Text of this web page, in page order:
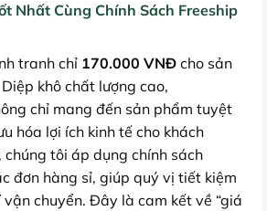
Nhất Cùng Chính Sách Freeship
tranh chỉ 170.000 VNĐ cho sản
khô chất lượng cao,
chỉ mang đến sản phẩm tuyệt
hóa lợi ích kinh tế cho khách
tôi áp dụng chính sách
đơn hàng sỉ, giúp quý vị tiết kiệm
chuyển. Đây là cam kết về “giá